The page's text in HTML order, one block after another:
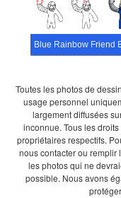
Toutes les photos de
usage personnel
largement diffusées
inconnue. Tous les
propriétaires respectifs.
nous contacter ou remplir
les photos qui ne
possible. Nous avons